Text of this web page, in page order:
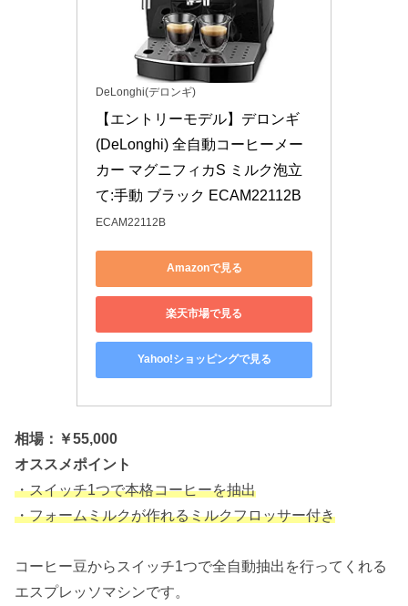
DeLonghi(デロンギ)
【エントリーモデル】デロンギ
(DeLonghi) 全自動コーヒーメー
カー マグニフィカS ミルク泡立
て:手動 ブラック ECAM22112B
ECAM22112B
Amazonで見る
楽天市場で見る
Yahoo!ショッピングで見る
相場：￥55,000
オススメポイント
・スイッチ1つで本格コーヒーを抽出
・フォームミルクが作れるミルクフロッサー付き
コーヒー豆からスイッチ1つで全自動抽出を行ってくれる
エスプレッソマシンです。